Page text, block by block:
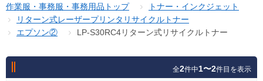
初めての方へ
お問い合わせ
検索条件
商品カテゴリから選ぶ
商品ステータスで絞る
作業服・事務服・事務用品トップ
トナー・インクジェット
リターン式レーザープリンタリサイクルトナー
エプソン②
LP-S30RC4リターン式リサイクルトナー
全2件中1〜2件目を表示